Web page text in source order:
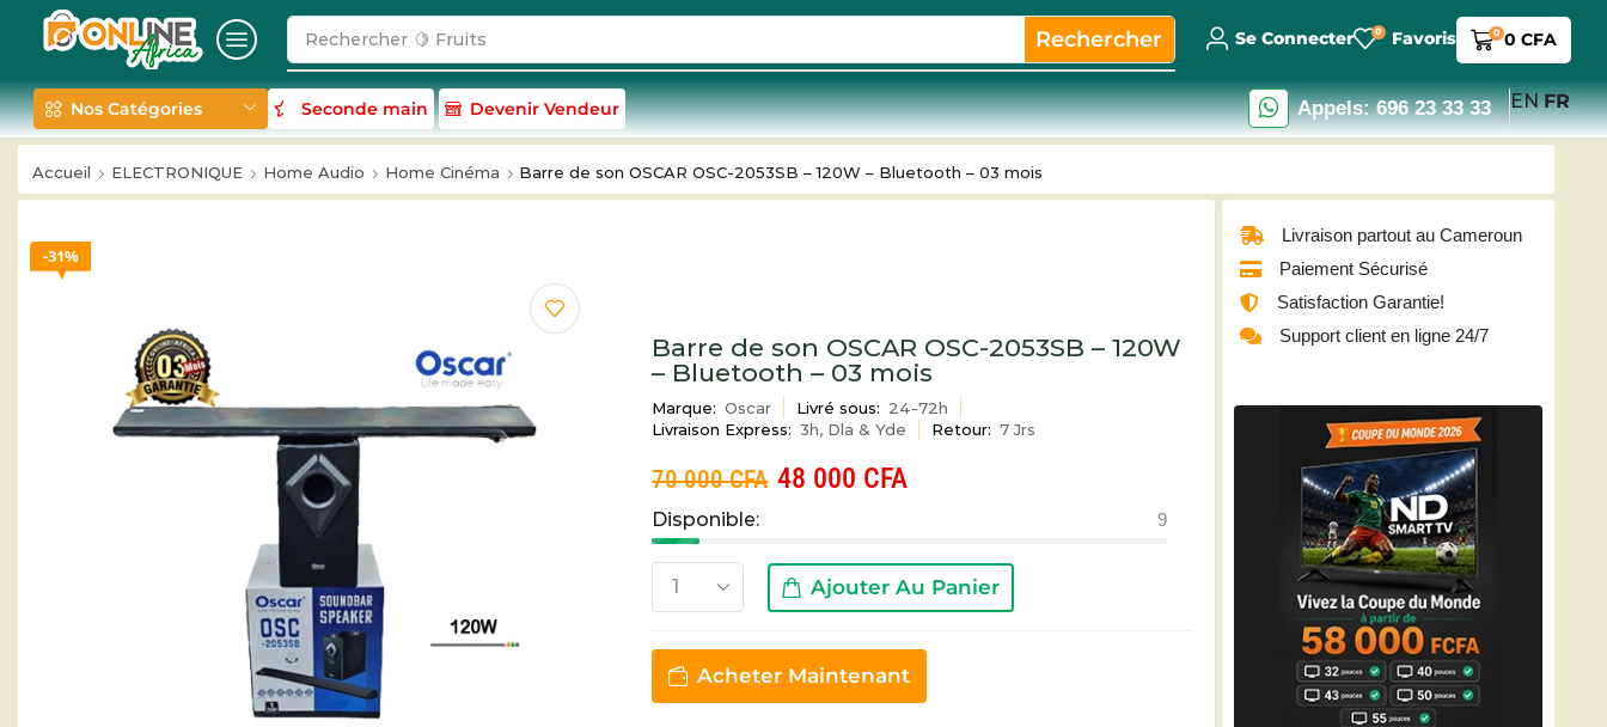
Rechercher 🥛 Milk Rechercher Se Connecter 0 Favoris 0 0 CFA
Nos Catégories Seconde main Devenir Vendeur Appels: 696 23 33 33 EN FR
Accueil ELECTRONIQUE Home Audio Home Cinéma Barre de son OSCAR OSC-2053SB – 120W – Bluetooth – 03 mois
31%
Barre de son OSCAR OSC-2053SB – 120W
– Bluetooth – 03 mois
Marque: Oscar Livré sous: 24-72h
Livraison Express: 3h, Dla & Yde Retour: 7 Jrs
70 000CFA 48 000 CFA
Disponible: 9
Ajouter Au Panier
Acheter Maintenant
Livraison partout au Cameroun
Paiement Sécurisé
Satisfaction Garantie!
Support client en ligne 24/7